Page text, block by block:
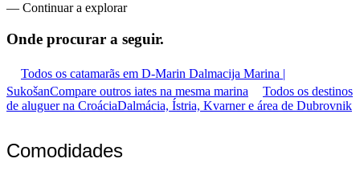
— Continuar a explorar
Onde procurar a seguir.
Todos os catamarãs em D-Marin Dalmacija Marina |
SukošanCompare outros iates na mesma marina
Todos os destinos
de aluguer na CroáciaDalmácia, Ístria, Kvarner e área de Dubrovnik
Comodidades